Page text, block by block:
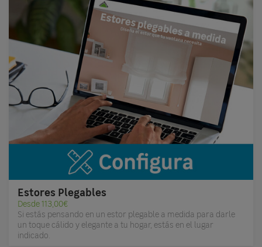
Estores Plegables
Desde 113,00€
Si estás pensando en un estor plegable a medida para darle
un toque cálido y elegante a tu hogar, estás en el lugar
indicado.